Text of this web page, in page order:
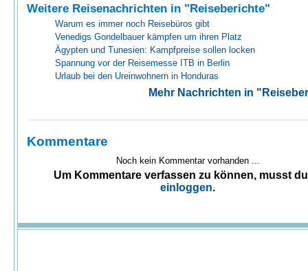
Weitere Reisenachrichten in "Reiseberichte"
Warum es immer noch Reisebüros gibt
Venedigs Gondelbauer kämpfen um ihren Platz
Ägypten und Tunesien: Kampfpreise sollen locken
Spannung vor der Reisemesse ITB in Berlin
Urlaub bei den Ureinwohnern in Honduras
Mehr Nachrichten in
Kommentare
Noch kein Kommentar vorhanden ...
Um Kommentare verfassen zu können, musst
einloggen.